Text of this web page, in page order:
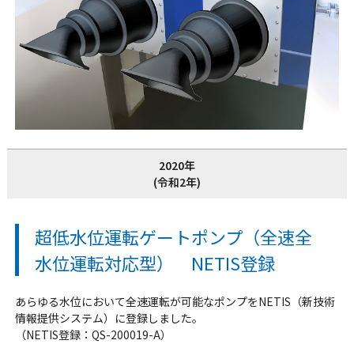
2020年
(令和2年)
超低水位運転ゲートポンプ（全速全
水位運転対応型） NETIS登録
あらゆる水位において全速運転が可能なポンプをNETIS（新技術
情報提供システム）に登録しました。
（NETIS登録：QS-200019-A）